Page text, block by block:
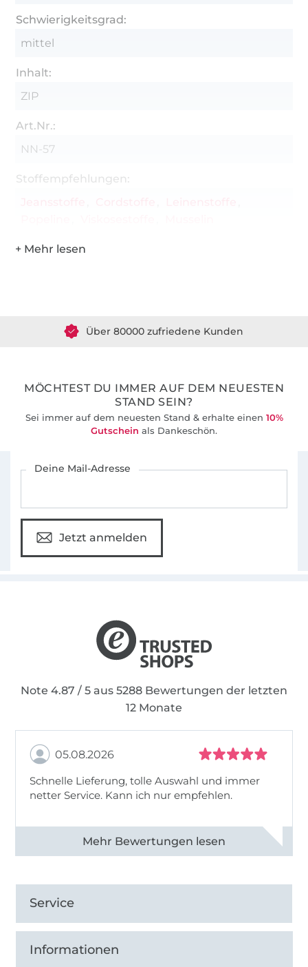
Schwierigkeitsgrad:
mittel
Inhalt:
ZIP
Art.Nr.:
NN-57
Stoffempfehlungen:
MÖCHTEST DU IMMER AUF DEM NEUESTEN
STAND SEIN?
Sei immer auf dem neuesten Stand & erhalte einen 10%
Gutschein als Dankeschön.
Deine Mail-Adresse
Jetzt anmelden
Note 4.87 / 5 aus 5288 Bewertungen der letzten
12 Monate
05.08.2026
Schnelle Lieferung, tolle Auswahl und immer
netter Service. Kann ich nur empfehlen.
Alle 82930 Bewertungen ansehen
Service
Informationen